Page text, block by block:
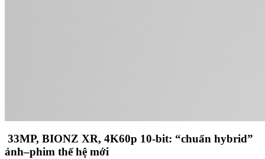
33MP, BIONZ XR, 4K60p 10-bit: “chuẩn hybrid”
ảnh–phim thế hệ mới